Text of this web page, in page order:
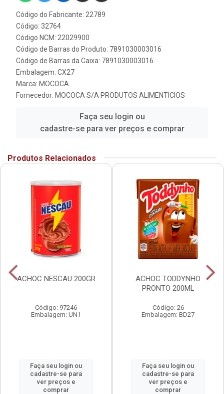
Código do Fabricante: 22789
Código: 32764
Código NCM: 22029900
Código de Barras do Produto: 7891030003016
Código de Barras da Caixa: 7891030003016
Embalagem: CX27
Marca: MOCOCA
Fornecedor: MOCOCA S/A PRODUTOS ALIMENTICIOS
Faça seu login ou
cadastre-se para ver preços e comprar
Produtos Relacionados
ACHOC NESCAU 200GR
Código: 97246
Embalagem: UN1
Faça seu login ou
cadastre-se para
ver preços e
comprar
ACHOC TODDYNHO
PRONTO 200ML
Código: 26
Embalagem: BD27
Faça seu login ou
cadastre-se para
ver preços e
comprar